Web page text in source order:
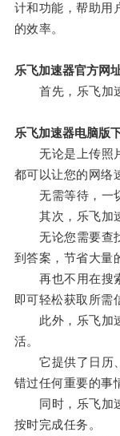
计和功能，帮助用
的效率。
乐飞加速器官方网
首先，乐飞加速
乐飞加速器电脑版
无论是上传照片
都可以让您的网络
无需等待，一切
其次，乐飞加速
无论您需要查找
到答案，节省大量
再也不用在搜索
即可轻松获取所需
此外，乐飞加速
活。
它提供了日历、
错过任何重要的事
同时，乐飞加速
按时完成任务。